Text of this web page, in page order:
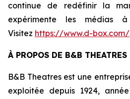
continue de redéfinir la
expérimente les médias
Visitez https://www.d-box.com/
À PROPOS DE B&B THEATRES
B&B Theatres est une
exploitée depuis 1924,